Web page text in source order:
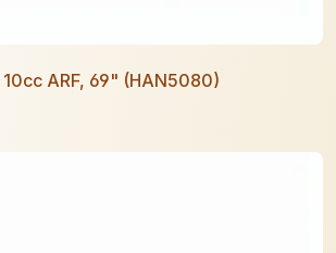
ARF, 69" (HAN5080)